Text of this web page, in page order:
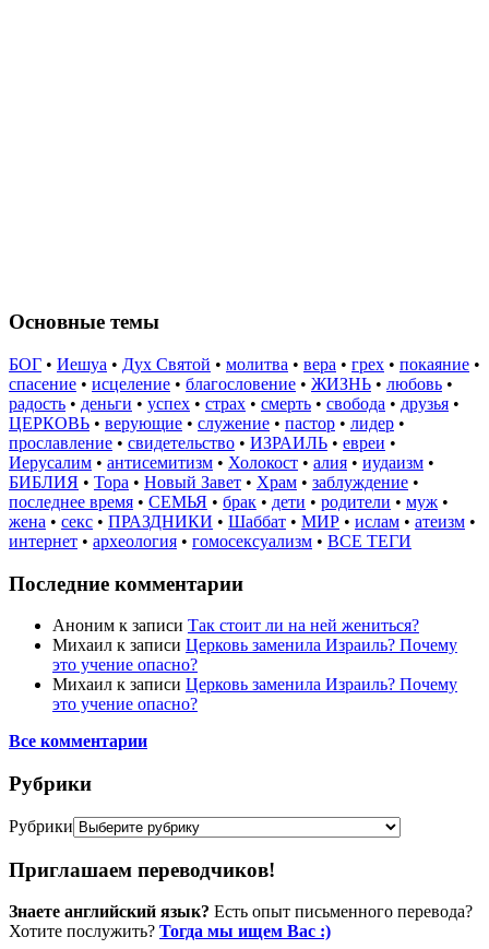
Основные темы
БОГ • Иешуа • Дух Святой • молитва • вера • грех • покаяние •
спасение • исцеление • благословение • ЖИЗНЬ • любовь •
радость • деньги • успех • страх • смерть • свобода • друзья •
ЦЕРКОВЬ • верующие • служение • пастор • лидер •
прославление • свидетельство • ИЗРАИЛЬ • евреи •
Иерусалим • антисемитизм • Холокост • алия • иудаизм •
БИБЛИЯ • Тора • Новый Завет • Храм • заблуждение •
последнее время • СЕМЬЯ • брак • дети • родители • муж •
жена • секс • ПРАЗДНИКИ • Шаббат • МИР • ислам • атеизм •
интернет • археология • гомосексуализм • ВСЕ ТЕГИ
Последние комментарии
Аноним к записи Так стоит ли на ней жениться?
Михаил к записи Церковь заменила Израиль? Почему
это учение опасно?
Михаил к записи Церковь заменила Израиль? Почему
это учение опасно?
Все комментарии
Рубрики
Рубрики
Приглашаем переводчиков!
Знаете английский язык? Есть опыт письменного перевода?
Хотите послужить? Тогда мы ищем Вас :)